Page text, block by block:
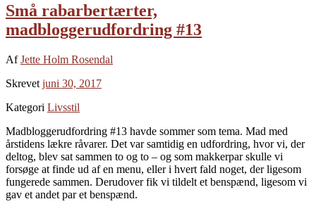
Små rabarbertærter,
madbloggerudfordring #13
AfJette Holm Rosendal
Skrevet juni 30, 2017
Kategori Livsstil
Madbloggerudfordring #13 havde sommer som tema. Mad med
årstidens lækre råvarer. Det var samtidig en udfordring, hvor vi, der
deltog, blev sat sammen to og to – og som makkerpar skulle vi
forsøge at finde ud af en menu, eller i hvert fald noget, der ligesom
fungerede sammen. Derudover fik vi tildelt et benspænd, ligesom vi
gav et andet par et benspænd.